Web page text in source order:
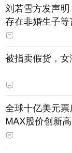
刘若雪方发声
存在非婚生子
息，对恶意捏造
侵权行为将追责
被指卖假货，
全球十亿美元
MAX股价创新
能“开香槟”